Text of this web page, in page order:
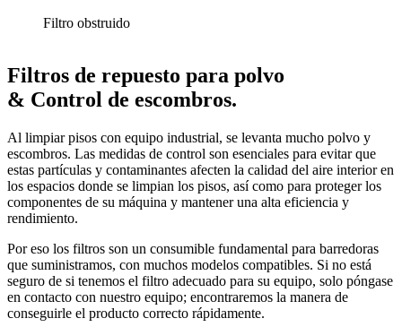
Filtro obstruido
Filtros de repuesto para polvo
& Control de escombros.
Al limpiar pisos con equipo industrial, se levanta mucho polvo y
escombros. Las medidas de control son esenciales para evitar que
estas partículas y contaminantes afecten la calidad del aire interior en
los espacios donde se limpian los pisos, así como para proteger los
componentes de su máquina y mantener una alta eficiencia y
rendimiento.
Por eso los filtros son un consumible fundamental para barredoras
que suministramos, con muchos modelos compatibles. Si no está
seguro de si tenemos el filtro adecuado para su equipo, solo póngase
en contacto con nuestro equipo; encontraremos la manera de
conseguirle el producto correcto rápidamente.